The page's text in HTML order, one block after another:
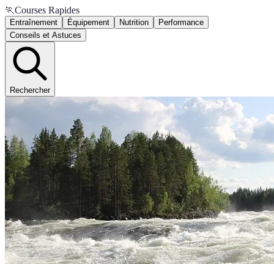
🏃Courses Rapides
Entraînement Équipement Nutrition
Performance
Conseils et Astuces
Rechercher